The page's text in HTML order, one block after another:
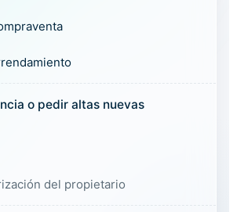
o pedir altas nuevas
del propietario